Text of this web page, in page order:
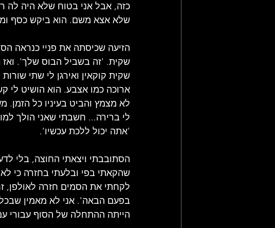
כזה, אבל אני בטוח שלא היה לה
שלא אצא משם. הוא ביקש כסף
הזיעה שכיסתה את פניי כנראה
שקית. 'זה בשביל הבוס שלך'. ואז
שקית קוקאין ואירגן לי שתי
ארוכה כמו אצבע. הוא הושיט לי
לא מצמץ והביט בעיניו כל הזמן.
לי ברירה... חשבתי שאני הולך
'אתה יכול ללכת עכשיו'.
הסתובבתי ויצאתי החוצה, בלי
שהקאתי בפי ובלעתי בחזרה כי
לקחתי את הסמים חזרה לאולפן,
בפעם הבאה'. אני לא מאמין
הייתה ההתחלה של הסוף עבורי עם